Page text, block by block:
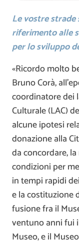
Le vostre
riferimento alle
per lo sviluppo
«Ricordo molto
Bruno Corà,
coordinatore dei
Culturale (LAC)
alcune ipotesi
donazione alla
da concordare,
condizioni per
in tempi rapidi
e la costituzione
fusione fra il
ventuno anni fui
Museo, e il